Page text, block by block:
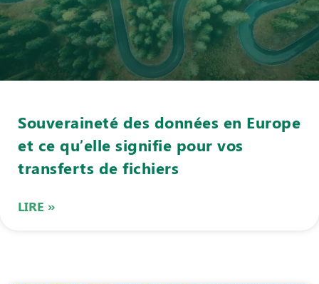
Souveraineté des données en Europe
et ce qu’elle signifie pour vos
transferts de fichiers
LIRE »